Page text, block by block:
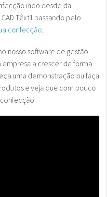
indo desde da
Têxtil passando pelo
confecção.
nosso software de gestão
a crescer de forma
uma demonstração ou faça
e veja que com pouco